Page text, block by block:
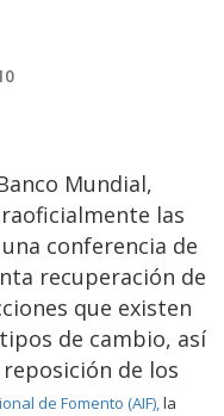
Mundial,
las
conferencia de
recuperación de
que existen
de cambio, así
de los
de Fomento (AIF),la